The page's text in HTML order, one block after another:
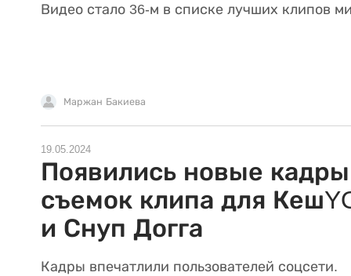
Видео стало 36-м в списке лучших клипов
Маржан Бакиева
19.05.2024
Появились новые
съемок клипа для
и Снуп Догга
Кадры впечатлили пользователей соцсети.